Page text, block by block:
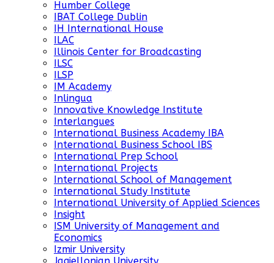
Humber College
IBAT College Dublin
IH International House
ILAC
Illinois Center for Broadcasting
ILSC
ILSP
IM Academy
Inlingua
Innovative Knowledge Institute
Interlangues
International Business Academy IBA
International Business School IBS
International Prep School
International Projects
International School of Management
International Study Institute
International University of Applied Sciences
Insight
ISM University of Management and
Economics
Izmir University